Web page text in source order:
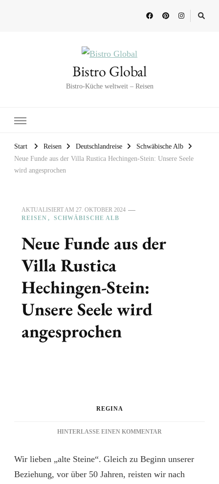
Bistro Global
Bistro-Küche weltweit – Reisen
Start Reisen Deutschlandreise
Schwäbische Alb
Neue Funde aus der Villa Rustica Hechingen-Stein: Unsere Seele
wird angesprochen
AKTUALISIERT AM 27. OKTOBER 2024
REISEN
SCHWÄBISCHE ALB
Neue Funde aus der
Villa Rustica
Hechingen-Stein:
Unsere Seele wird
angesprochen
REGINA
HINTERLASSE EINEN KOMMENTAR
AUS
DER
Wir lieben „alte Steine“. Gleich zu Beginn unserer
Beziehung, vor über 50 Jahren, reisten wir nach